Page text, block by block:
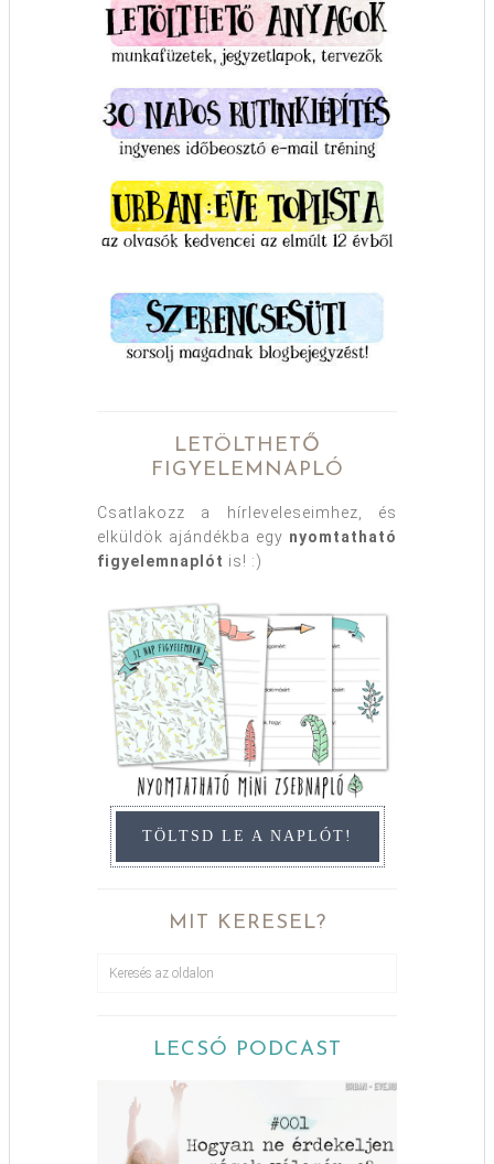
LETÖLTHETŐ
FIGYELEMNAPLÓ
Csatlakozz a hírleveleseimhez, és
elküldök ajándékba egy nyomtatható
figyelemnaplót is! :)
TÖLTSD LE A NAPLÓT!
MIT KERESEL?
LECSÓ PODCAST